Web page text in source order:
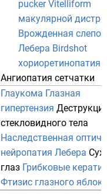
pucker Vitelliform
макулярной
Врожденная
Лебера Birdshot
хориоретинопатия
Ангиопатия сетчатки
Глаукома Глазная
гипертензия
стекловидного тела
Наследственная
нейропатия Лебера
глаз Грибковые
Фтизис глазного